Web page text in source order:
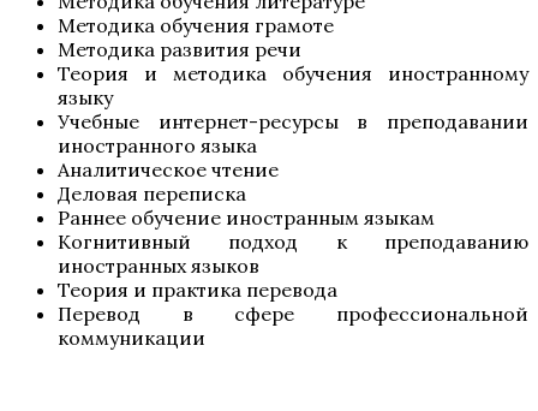
Методика обучения грамоте
Методика развития речи
Теория и методика обучения иностранному
языку
Учебные интернет-ресурсы в преподавании
иностранного языка
Аналитическое чтение
Деловая переписка
Раннее обучение иностранным языкам
Когнитивный подход к преподаванию
иностранных языков
Теория и практика перевода
Перевод в сфере профессиональной
коммуникации